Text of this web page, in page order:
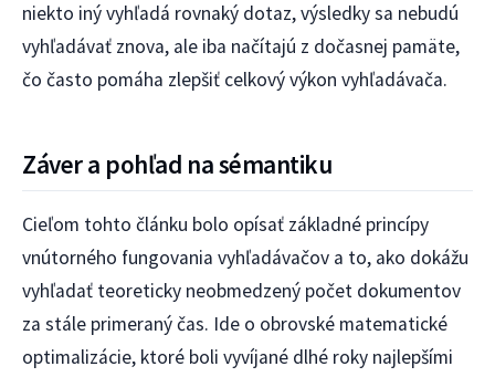
niekto iný vyhľadá rovnaký dotaz, výsledky sa nebudú
vyhľadávať znova, ale iba načítajú z dočasnej pamäte,
čo často pomáha zlepšiť celkový výkon vyhľadávača.
Záver a pohľad na sémantiku
Cieľom tohto článku bolo opísať základné princípy
vnútorného fungovania vyhľadávačov a to, ako dokážu
vyhľadať teoreticky neobmedzený počet dokumentov
za stále primeraný čas. Ide o obrovské matematické
optimalizácie, ktoré boli vyvíjané dlhé roky najlepšími